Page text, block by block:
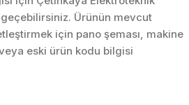
Ürünün mevcut
için pano şeması, makine
eski ürün kodu bilgisi